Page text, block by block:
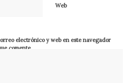
Web
electrónico y web en este navegador
comente.